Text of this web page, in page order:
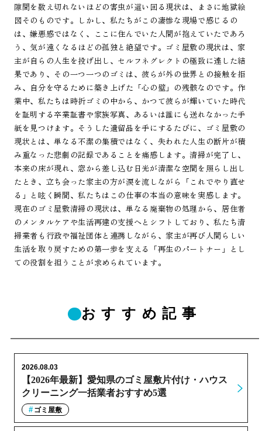
隙間を数え切れないほどの害虫が這い回る現状は、まさに地獄絵
図そのものです。しかし、私たちがこの凄惨な現場で感じるの
は、嫌悪感ではなく、ここに住んでいた人間が抱えていたであろ
う、気が遠くなるほどの孤独と絶望です。ゴミ屋敷の現状は、家
主が自らの人生を投げ出し、セルフネグレクトの極致に達した結
果であり、その一つ一つのゴミは、彼らが外の世界との接触を拒
み、自分を守るために築き上げた「心の壁」の残骸なのです。作
業中、私たちは時折ゴミの中から、かつて彼らが輝いていた時代
を証明する卒業証書や家族写真、あるいは誰にも送れなかった手
紙を見つけます。そうした遺留品を手にするたびに、ゴミ屋敷の
現状とは、単なる不潔の集積ではなく、失われた人生の断片が積
み重なった悲劇の記録であることを痛感します。清掃が完了し、
本来の床が現れ、窓から差し込む日光が清潔な空間を照らし出し
たとき、立ち会った家主の方が涙を流しながら「これでやり直せ
る」と呟く瞬間、私たちはこの仕事の本当の意味を実感します。
現在のゴミ屋敷清掃の現状は、単なる廃棄物の処理から、居住者
のメンタルケアや生活再建の支援へとシフトしており、私たち清
掃業者も行政や福祉団体と連携しながら、家主が再び人間らしい
生活を取り戻すための第一歩を支える「再生のパートナー」とし
ての役割を担うことが求められています。
おすすめ記事
【2026年最新】愛知県のゴミ屋敷片付け・ハウス
クリーニング一括業者おすすめ5選
2026.08.03
ゴミ屋敷